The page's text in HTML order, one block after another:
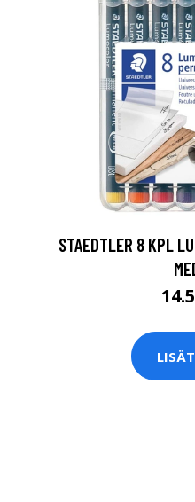
STAEDTLER 8 KPL